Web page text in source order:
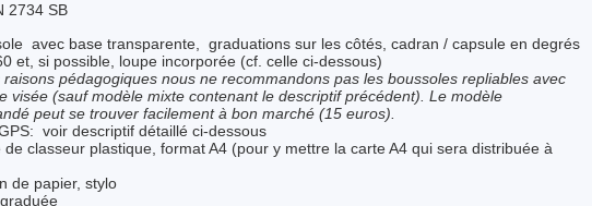
2734 SB
avec base transparente, graduations sur les côtés, cadran / capsule en degrés
et, si possible, loupe incorporée (cf. celle ci-dessous)
raisons pédagogiques nous ne recommandons pas les boussoles repliables avec
visée (sauf modèle mixte contenant le descriptif précédent). Le modèle
peut se trouver facilement à bon marché (15 euros).
voir descriptif détaillé ci-dessous
classeur plastique, format A4 (pour y mettre la carte A4 qui sera distribuée à
de papier, stylo